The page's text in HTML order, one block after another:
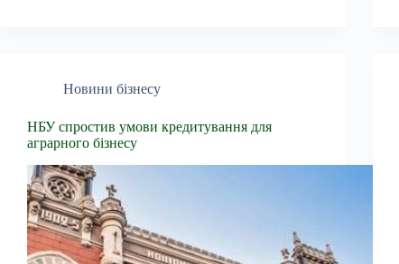
Новини бізнесу
НБУ спростив умови кредитування для
аграрного бізнесу